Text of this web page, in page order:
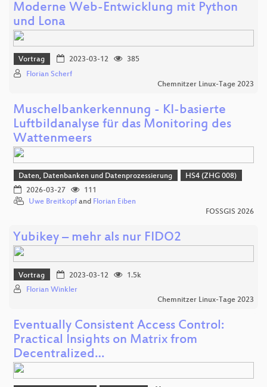
Moderne Web-Entwicklung mit Python
und Lona
Vortrag 2023-03-12
385
Florian Scherf
Chemnitzer Linux-Tage 2023
Muschelbankerkennung - KI-basierte
Luftbildanalyse für das Monitoring des
Wattenmeers
Daten, Datenbanken und Datenprozessierung
HS4 (ZHG 008)
2026-03-27
111
Uwe Breitkopf and Florian Eiben
FOSSGIS 2026
Yubikey – mehr als nur FIDO2
Vortrag 2023-03-12
1.5k
Florian Winkler
Chemnitzer Linux-Tage 2023
Eventually Consistent Access Control:
Practical Insights on Matrix from
Decentralized…